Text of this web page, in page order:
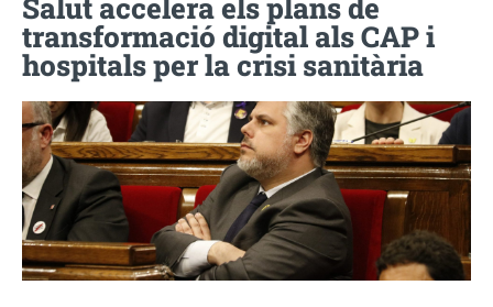
Salut accelera els plans de
transformació digital als CAP i
hospitals per la crisi sanitària